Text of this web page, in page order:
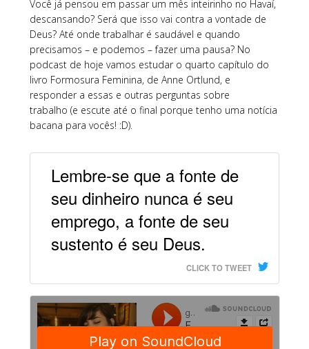
Você já pensou em passar um mês inteirinho no Havaí,
descansando? Será que isso vai contra a vontade de
Deus? Até onde trabalhar é saudável e quando
precisamos – e podemos – fazer uma pausa? No
podcast de hoje vamos estudar o quarto capítulo do
livro Formosura Feminina, de Anne Ortlund, e
responder a essas e outras perguntas sobre
trabalho (e escute até o final porque tenho uma notícia
bacana para vocês! :D).
Lembre-se que a fonte de
seu dinheiro nunca é seu
emprego, a fonte de seu
sustento é seu Deus.
CLICK TO TWEET